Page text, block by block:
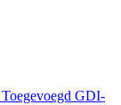
Toegevoegd GDI-